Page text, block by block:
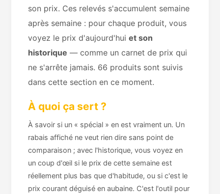
son prix. Ces relevés s'accumulent semaine
après semaine : pour chaque produit, vous
voyez le prix d'aujourd'hui et son
historique — comme un carnet de prix qui
ne s'arrête jamais. 66 produits sont suivis
dans cette section en ce moment.
À quoi ça sert ?
À savoir si un « spécial » en est vraiment un. Un
rabais affiché ne veut rien dire sans point de
comparaison ; avec l'historique, vous voyez en
un coup d'œil si le prix de cette semaine est
réellement plus bas que d'habitude, ou si c'est le
prix courant déguisé en aubaine. C'est l'outil pour